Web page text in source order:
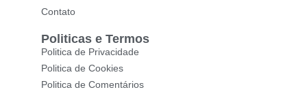
Contato
Politicas e Termos
Politica de Privacidade
Politica de Cookies
Politica de Comentários